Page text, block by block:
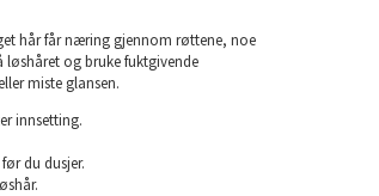
hår får næring gjennom røttene, noe
løshåret og bruke fuktgivende
miste glansen.
innsetting.
du dusjer.